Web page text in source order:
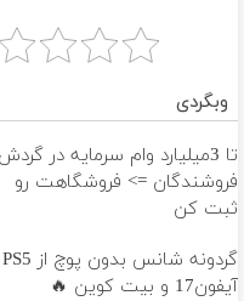
وبگردی
تا 3میلیارد وام سرمایه در گردش
فروشندگان => فروشگاهت رو
ثبت کن
آیفون17 و بیت کوین 🔥